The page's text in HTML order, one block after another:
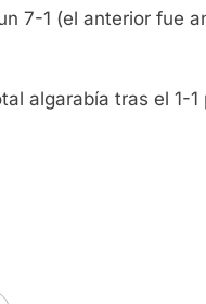
7-1 (el anterior fue
algarabía tras el